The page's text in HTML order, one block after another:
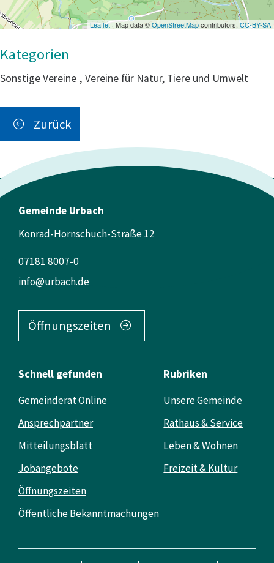
Leaflet| Map data ©OpenStreetMapcontributors, CC-BY-SA
Sonstige Vereine , Vereine für Natur, Tiere und Umwelt
Zurück
Gemeinde Urbach
Konrad-Hornschuch-Straße 12
info@urbach.de
07181 8007-0
Öffnungszeiten
Schnell gefunden
Gemeinderat Online
Ansprechpartner
Mitteilungsblatt
Jobangebote
Öffnungszeiten
Öffentliche Bekanntmachungen
Rubriken
Unsere Gemeinde
Rathaus & Service
Leben & Wohnen
Freizeit & Kultur